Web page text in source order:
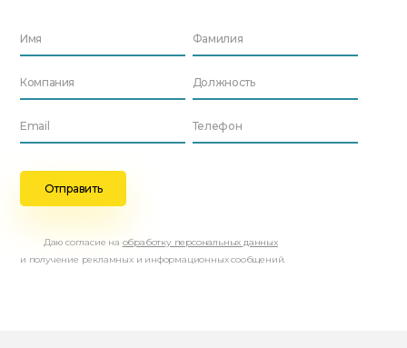
Даю согласие на обработку персональных данных
и получение рекламных и информационных сообщений.